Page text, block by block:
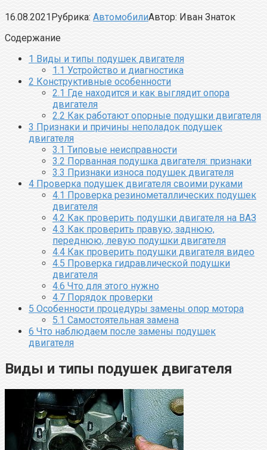
16.08.2021Рубрика: АвтомобилиАвтор: Иван Знаток
Содержание
1 Виды и типы подушек двигателя
1.1 Устройство и диагностика​
2 Конструктивные особенности
2.1 Где находится и как выглядит опора
двигателя
2.2 Как работают опорные подушки двигателя
3 Признаки и причины неполадок подушек
двигателя
3.1 Типовые неисправности
3.2 Порванная подушка двигателя: признаки
3.3 Признаки износа подушек двигателя
4 Проверка подушек двигателя своими руками
4.1 Проверка резинометаллических подушек
двигателя
4.2 Как проверить подушки двигателя на ВАЗ
4.3 Как проверить правую, заднюю,
переднюю, левую подушки двигателя
4.4 Как проверить подушки двигателя видео
4.5 Проверка гидравлической подушки
двигателя
4.6 Что для этого нужно
4.7 Порядок проверки
5 Особенности процедуры замены опор мотора
5.1 Самостоятельная замена
6 Что наблюдаем после замены подушек
двигателя
Виды и типы подушек двигателя